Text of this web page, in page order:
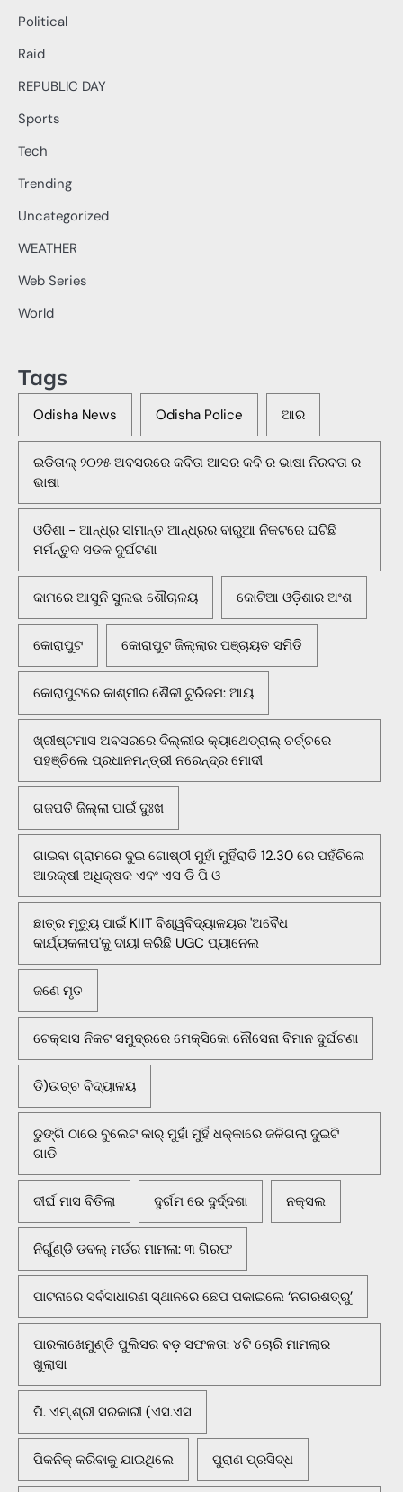
Political
Raid
REPUBLIC DAY
Sports
Tech
Trending
Uncategorized
WEATHER
Web Series
World
Tags
Odisha News Odisha Police ଆର
ଇଡିତାଲ୍ ୨୦୨୫ ଅବସରରେ କବିତା ଆସର କବି ର ଭାଷା ନିରବତା ର
ଭାଷା
ଓଡିଶା - ଆନ୍ଧ୍ର ସୀମାନ୍ତ ଆନ୍ଧ୍ରର ବାରୁଆ ନିକଟରେ ଘଟିଛି
ମର୍ମନ୍ତୁଦ ସଡକ ଦୁର୍ଘଟଣା
କାମରେ ଆସୁନି ସୁଲଭ ଶୌଚାଳୟ କୋଟିଆ ଓଡ଼ିଶାର ଅଂଶ
କୋରାପୁଟ କୋରାପୁଟ ଜିଲ୍ଲାର ପଞ୍ଚାୟତ ସମିତି
କୋରାପୁଟରେ କାଶ୍ମୀର ଶୈଳୀ ଟୁରିଜମ: ଆୟ
ଖ୍ରୀଷ୍ଟମାସ ଅବସରରେ ଦିଲ୍ଲୀର କ୍ୟାଥେଡ୍ରାଲ୍ ଚର୍ଚ୍ଚରେ
ପହଞ୍ଚିଲେ ପ୍ରଧାନମନ୍ତ୍ରୀ ନରେନ୍ଦ୍ର ମୋଦୀ
ଗଜପତି ଜିଲ୍ଲା ପାଇଁ ଦୁଃଖ
ଗାଇବା ଗ୍ରାମରେ ଦୁଇ ଗୋଷ୍ଠୀ ମୁହାଁ ମୁହିଁରାତି 12.30 ରେ ପହଁଚିଲେ
ଆରକ୍ଷୀ ଅଧିକ୍ଷକ ଏବଂ ଏସ ଡି ପି ଓ
ଛାତ୍ର ମୃତ୍ୟୁ ପାଇଁ KIIT ବିଶ୍ୱବିଦ୍ୟାଳୟର 'ଅବୈଧ
କାର୍ଯ୍ୟକଳାପ'କୁ ଦାୟୀ କରିଛି UGC ପ୍ୟାନେଲ
ଜଣେ ମୃତ
ଟେକ୍ସାସ ନିକଟ ସମୁଦ୍ରରେ ମେକ୍ସିକୋ ନୌସେନା ବିମାନ ଦୁର୍ଘଟଣା
ଡି)ଉଚ୍ଚ ବିଦ୍ୟାଳୟ
ଡୁଙ୍ଗି ଠାରେ ବୁଲେଟ କାର୍ ମୁହାଁ ମୁହିଁ ଧକ୍କାରେ ଜଳିଗଲା ଦୁଇଟି
ଗାଡି
ଦୀର୍ଘ ମାସ ବିତିଲା ଦୁର୍ଗମ ରେ ଦୁର୍ଦ୍ଦଶା ନକ୍ସଲ
ନିର୍ଗୁଣ୍ଡି ଡବଲ୍ ମର୍ଡର ମାମଲା: ୩ ଗିରଫ
ପାଟନାରେ ସର୍ବସାଧାରଣ ସ୍ଥାନରେ ଛେପ ପକାଇଲେ ‘ନଗରଶତ୍ରୁ’
ପାରଳାଖେମୁଣ୍ଡି ପୁଲିସର ବଡ଼ ସଫଳତା: ୪ଟି ଚୋରି ମାମଲାର
ଖୁଲାସା
ପି. ଏମ୍.ଶ୍ରୀ ସରକାରୀ (ଏସ.ଏସ
ପିକନିକ୍‌ କରିବାକୁ ଯାଇଥିଲେ ପୁରାଣ ପ୍ରସିଦ୍ଧ